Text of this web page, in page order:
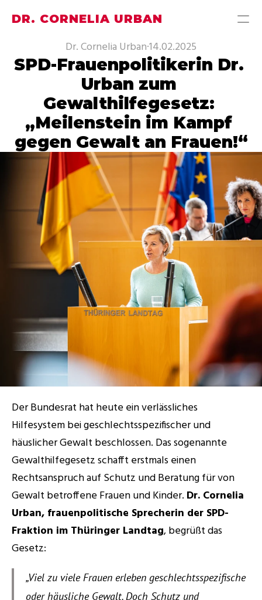
DR. CORNELIA URBAN
ÜBER MICH
MEINE THEMEN
MEIN WAHLKREISBÜRO
PRESSE
KONTAKT
PRODUCT
Content
Publish
Blog
Careers
COMMUNITY
Join
Events
Experts
Dr. Cornelia Urban·14.02.2025
SPD-Frauenpolitikerin Dr.
Urban zum
Gewalthilfegesetz:
„Meilenstein im Kampf
gegen Gewalt an Frauen!“
Der Bundesrat hat heute ein verlässliches
Hilfesystem bei geschlechtsspezifischer und
häuslicher Gewalt beschlossen. Das sogenannte
Gewalthilfegesetz schafft erstmals einen
Rechtsanspruch auf Schutz und Beratung für von
Gewalt betroffene Frauen und Kinder. Dr. Cornelia
Urban, frauenpolitische Sprecherin der SPD-
Fraktion im Thüringer Landtag, begrüßt das
Gesetz:
„Viel zu viele Frauen erleben geschlechtsspezifische
oder häusliche Gewalt. Doch Schutz und